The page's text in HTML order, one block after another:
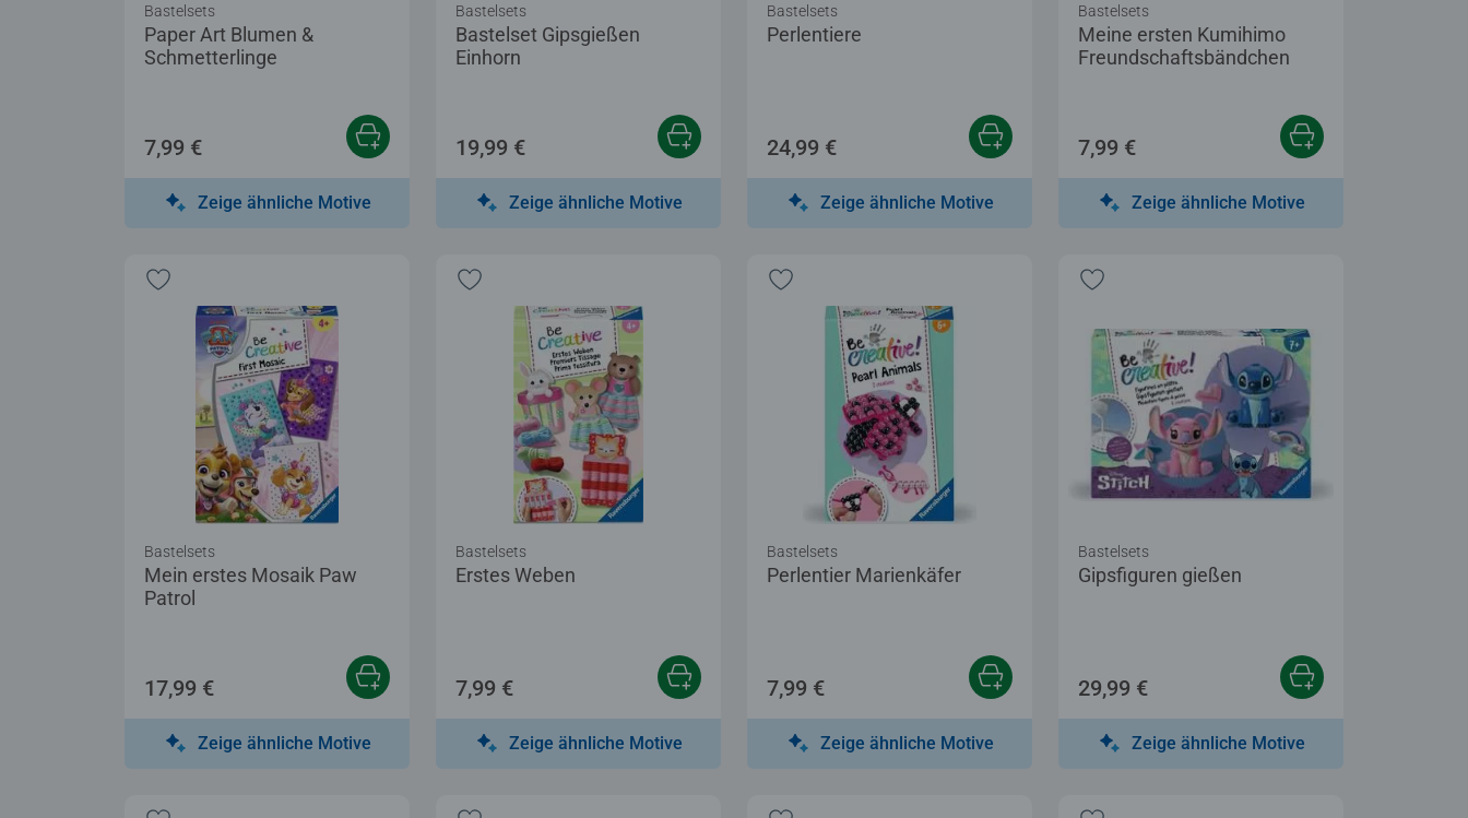
Paper Art Blumen &
Schmetterlinge
Bastelsets
7,99 €
Zeige ähnliche Motive
Bastelset Gipsgießen
Einhorn
Bastelsets
19,99 €
Zeige ähnliche Motive
Perlentiere
Bastelsets
24,99 €
Zeige ähnliche Motive
Meine ersten Kumihimo
Freundschaftsbändchen
Bastelsets
7,99 €
Zeige ähnliche Motive
Mein erstes Mosaik Paw
Patrol
Bastelsets
17,99 €
Zeige ähnliche Motive
Erstes Weben
Bastelsets
7,99 €
Zeige ähnliche Motive
Perlentier Marienkäfer
Bastelsets
7,99 €
Zeige ähnliche Motive
Gipsfiguren gießen
Bastelsets
29,99 €
Zeige ähnliche Motive